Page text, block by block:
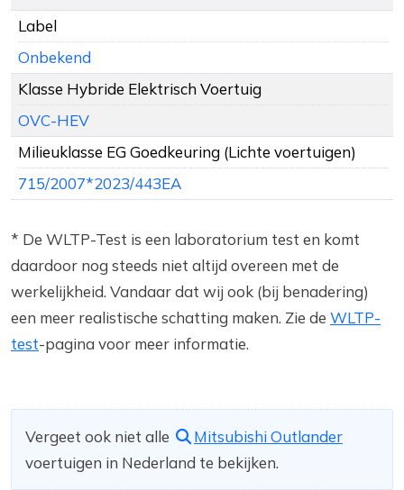
Label
Onbekend
Klasse Hybride Elektrisch Voertuig
OVC-HEV
Milieuklasse EG Goedkeuring (Lichte voertuigen)
715/2007*2023/443EA
* De WLTP-Test is een laboratorium test en komt
daardoor nog steeds niet altijd overeen met de
werkelijkheid. Vandaar dat wij ook (bij benadering)
een meer realistische schatting maken. Zie de WLTP-
test-pagina voor meer informatie.
Vergeet ook niet alle
Mitsubishi Outlander
voertuigen in Nederland te bekijken.